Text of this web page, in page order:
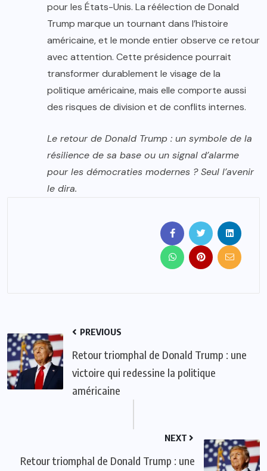
pour les États-Unis. La réélection de Donald
Trump marque un tournant dans l’histoire
américaine, et le monde entier observe ce retour
avec attention. Cette présidence pourrait
transformer durablement le visage de la
politique américaine, mais elle comporte aussi
des risques de division et de conflits internes.
Le retour de Donald Trump : un symbole de la
résilience de sa base ou un signal d’alarme
pour les démocraties modernes ? Seul l’avenir
le dira.
PREVIOUS
Retour triomphal de Donald Trump : une
victoire qui redessine la politique
américaine
NEXT
Retour triomphal de Donald Trump : une